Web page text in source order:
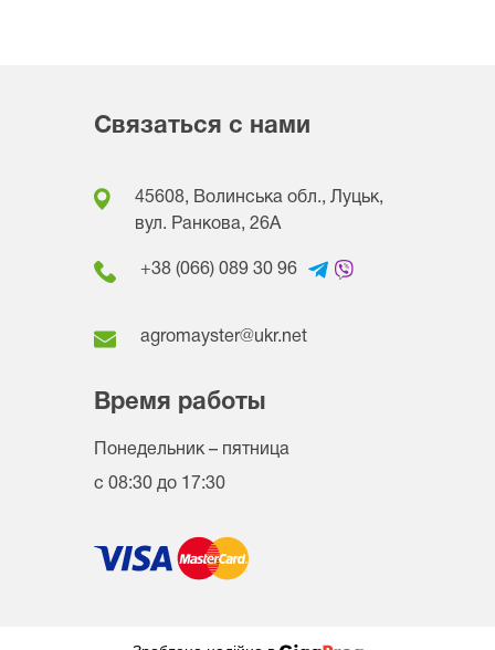
Связаться с нами
45608, Волинська обл., Луцьк,
вул. Ранкова, 26A
+38 (066) 089 30 96
agromayster@ukr.net
Время работы
Понедельник – пятница
с 08:30 до 17:30